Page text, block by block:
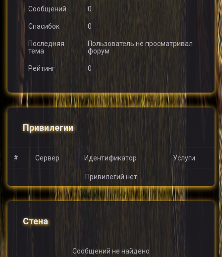
Сообщений 0
Спасибок 0
Последняя
тема
Пользователь не просматривал
форум
Рейтинг 0
Привилегии
# Сервер Идентификатор Услуги
Привилегий нет
Стена
Сообщений не найдено